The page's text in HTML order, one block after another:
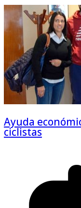
Ayuda
ciclistas